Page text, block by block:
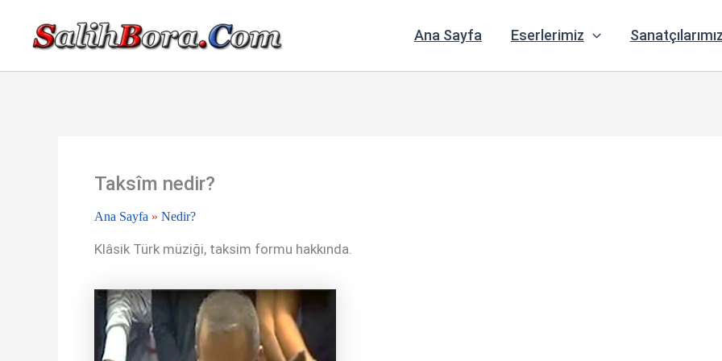
Ana Sayfa Eserlerimiz Sanatçılarımız
Taksîm nedir?
Ana Sayfa » Nedir?
Klâsik Türk müziği, taksim formu hakkında.